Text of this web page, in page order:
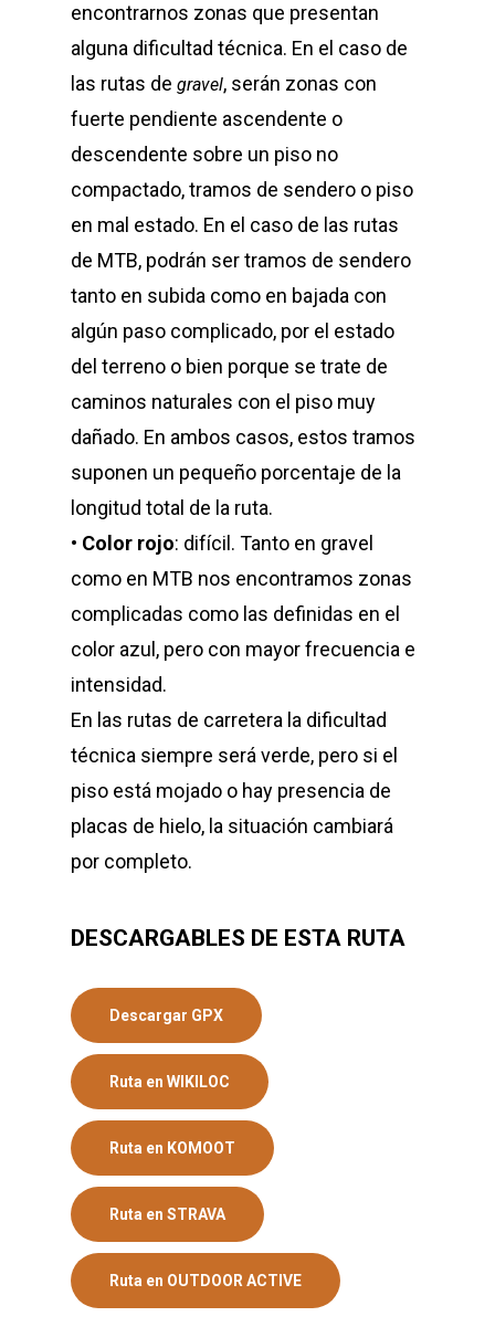
encontrarnos zonas que presentan
alguna dificultad técnica. En el caso de
las rutas de gravel, serán zonas con
fuerte pendiente ascendente o
descendente sobre un piso no
compactado, tramos de sendero o piso
en mal estado. En el caso de las rutas
de MTB, podrán ser tramos de sendero
tanto en subida como en bajada con
algún paso complicado, por el estado
del terreno o bien porque se trate de
caminos naturales con el piso muy
dañado. En ambos casos, estos tramos
suponen un pequeño porcentaje de la
longitud total de la ruta.
• Color rojo: difícil. Tanto en gravel
como en MTB nos encontramos zonas
complicadas como las definidas en el
color azul, pero con mayor frecuencia e
intensidad.
En las rutas de carretera la dificultad
técnica siempre será verde, pero si el
piso está mojado o hay presencia de
placas de hielo, la situación cambiará
por completo.
DESCARGABLES DE ESTA RUTA
Descargar GPX
Ruta en WIKILOC
Ruta en KOMOOT
Ruta en STRAVA
Ruta en OUTDOOR ACTIVE